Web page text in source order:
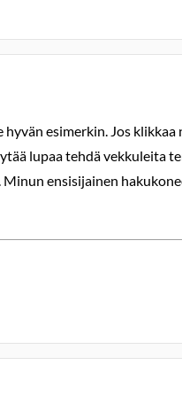
esimerkin. Jos
lupaa tehdä vekkuleita
ensisijainen